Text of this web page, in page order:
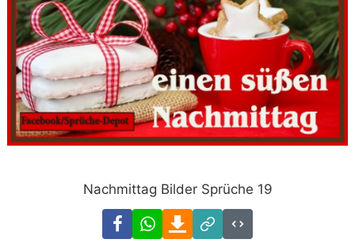
Nachmittag Bilder Sprüche 19
FacebookWhatsAppDownload
Link
Code